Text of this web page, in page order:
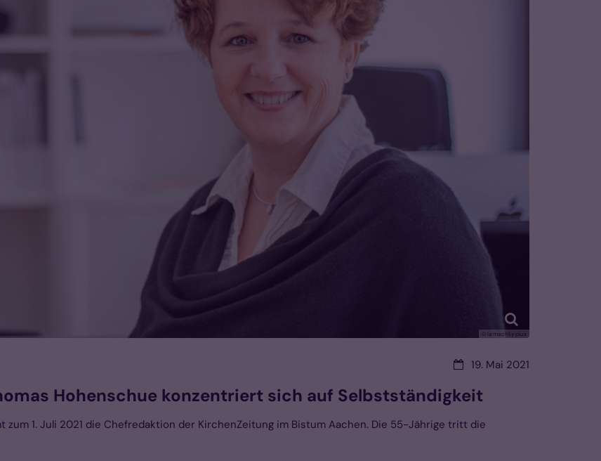
© la mechky plus
Datum:19. Mai 2021
Hohenschue konzentriert sich auf Selbstständigkeit
1. Juli 2021 die Chefredaktion der KirchenZeitung im Bistum Aachen. Die 55-Jährige tritt die